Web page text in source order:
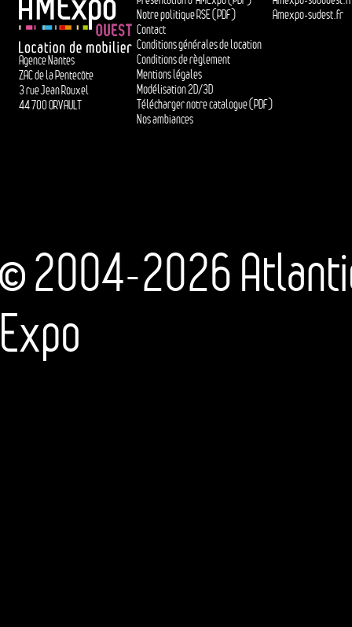
Agence Nantes
ZAC de la Pentecôte
3 rue Jean Rouxel
44 700 ORVAULT
Notre politique RSE (PDF)
Contact
Conditions générales de location
Conditions de règlement
Mentions légales
Modélisation 2D/3D
Télécharger notre catalogue (PDF)
Nos ambiances
Amexpo-sudest.fr
© 2004-2026
Expo